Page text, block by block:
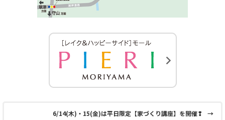
6/14(木)・15(金)は平日限定【家づくり講座】を開催❢ →